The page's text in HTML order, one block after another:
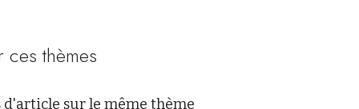
ces thèmes
d'article sur le même thème